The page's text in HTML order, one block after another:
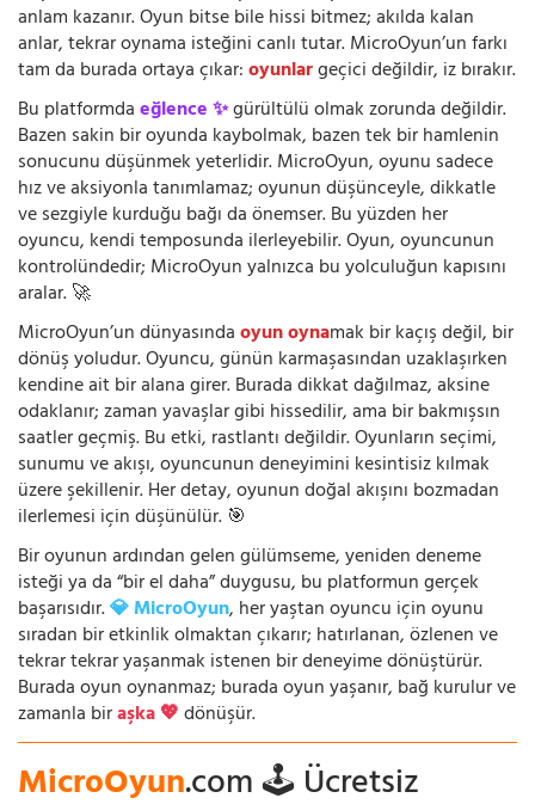
anlam kazanır. Oyun bitse bile hissi bitmez; akılda kalan
anlar, tekrar oynama isteğini canlı tutar. MicroOyun’un farkı
tam da burada ortaya çıkar:oyunlargeçici değildir, iz bırakır.
Bu platformdaeğlence ✨gürültülü olmak zorunda değildir.
Bazen sakin bir oyunda kaybolmak, bazen tek bir hamlenin
sonucunu düşünmek yeterlidir. MicroOyun, oyunu sadece
hız ve aksiyonla tanımlamaz; oyunun düşünceyle, dikkatle
ve sezgiyle kurduğu bağı da önemser. Bu yüzden her
oyuncu, kendi temposunda ilerleyebilir. Oyun, oyuncunun
kontrolündedir; MicroOyun yalnızca bu yolculuğun kapısını
aralar. 🚀
MicroOyun’un dünyasındaoyun oynamak bir kaçış değil, bir
dönüş yoludur. Oyuncu, günün karmaşasından uzaklaşırken
kendine ait bir alana girer. Burada dikkat dağılmaz, aksine
odaklanır; zaman yavaşlar gibi hissedilir, ama bir bakmışsın
saatler geçmiş. Bu etki, rastlantı değildir. Oyunların seçimi,
sunumu ve akışı, oyuncunun deneyimini kesintisiz kılmak
üzere şekillenir. Her detay, oyunun doğal akışını bozmadan
ilerlemesi için düşünülür. 🎯
Bir oyunun ardından gelen gülümseme, yeniden deneme
isteği ya da “bir el daha” duygusu, bu platformun gerçek
başarısıdır.💎 MicroOyun, her yaştan oyuncu için oyunu
sıradan bir etkinlik olmaktan çıkarır; hatırlanan, özlenen ve
tekrar tekrar yaşanmak istenen bir deneyime dönüştürür.
Burada oyun oynanmaz; burada oyun yaşanır, bağ kurulur ve
zamanla biraşka 💖dönüşür.
MicroOyun.com 🕹️ Ücretsiz